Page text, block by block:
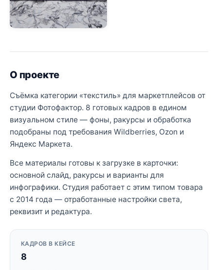
О проекте
Съёмка категории «текстиль» для маркетплейсов от
студии Фотофактор. 8 готовых кадров в едином
визуальном стиле — фоны, ракурсы и обработка
подобраны под требования Wildberries, Ozon и
Яндекс Маркета.
Все материалы готовы к загрузке в карточки:
основной слайд, ракурсы и варианты для
инфографики. Студия работает с этим типом товара
с 2014 года — отработанные настройки света,
реквизит и редактура.
КАДРОВ В КЕЙСЕ
8